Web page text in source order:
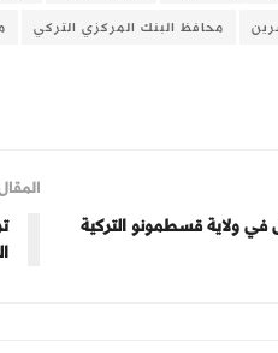
محافظ البنك المركزي التركي
ولاية قسطمونو التركية